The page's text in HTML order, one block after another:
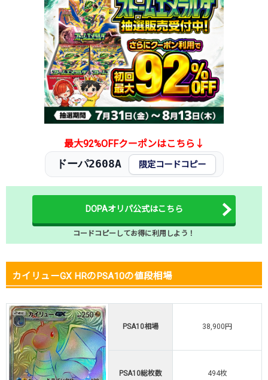
2026.1.5 4,700円 5,980円
20,000円
2025.12.25
4,700円 5,980円
20,000円
2025.12.15
4,700円 5,980円
2025.12.5
4,700円 5,980円
20,800円
2025.11.25
4,500円 5,980円
20,000円
2025.11.15
4,500円 5,980円
20,000円
2025.11.5
4,500円 5,980円
20,000円
2025.10.25
4,500円 5,980円
17,400円
発売日初動
600円 -円
最大92%OFFクーポンはこちら↓
ドーパ2608A 限定コードコピー
DOPAオリパ公式はこちら
コードコピーしてお得に利用しよう！
カイリューGX HRのPSA10の値段相場
PSA10相場 38,900円
PSA10総枚数 494枚